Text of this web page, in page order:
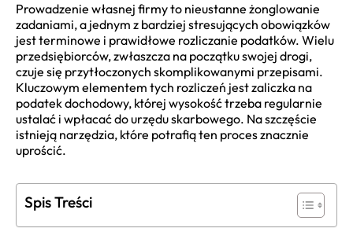
Prowadzenie własnej firmy to nieustanne żonglowanie
zadaniami, a jednym z bardziej stresujących obowiązków
jest terminowe i prawidłowe rozliczanie podatków. Wielu
przedsiębiorców, zwłaszcza na początku swojej drogi,
czuje się przytłoczonych skomplikowanymi przepisami.
Kluczowym elementem tych rozliczeń jest zaliczka na
podatek dochodowy, której wysokość trzeba regularnie
ustalać i wpłacać do urzędu skarbowego. Na szczęście
istnieją narzędzia, które potrafią ten proces znacznie
uprościć.
Spis Treści